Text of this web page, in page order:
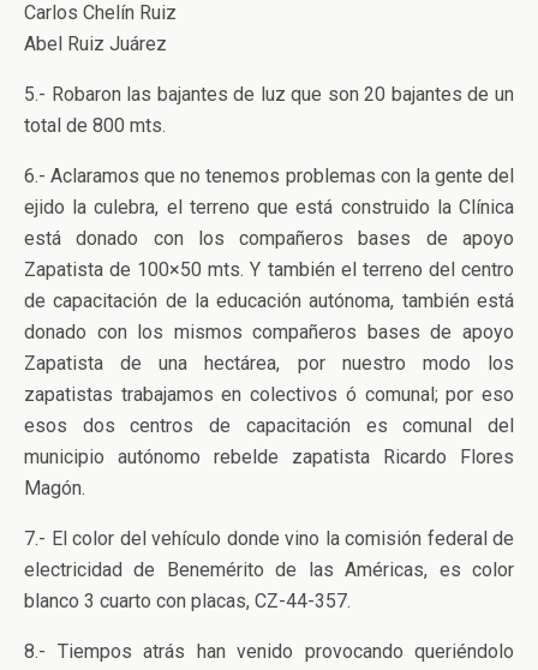
Carlos Chelín Ruiz
Abel Ruiz Juárez
5.- Robaron las bajantes de luz que son 20 bajantes de un
total de 800 mts.
6.- Aclaramos que no tenemos problemas con la gente del
ejido la culebra, el terreno que está construido la Clínica
está donado con los compañeros bases de apoyo
Zapatista de 100×50 mts. Y también el terreno del centro
de capacitación de la educación autónoma, también está
donado con los mismos compañeros bases de apoyo
Zapatista de una hectárea, por nuestro modo los
zapatistas trabajamos en colectivos ó comunal; por eso
esos dos centros de capacitación es comunal del
municipio autónomo rebelde zapatista Ricardo Flores
Magón.
7.- El color del vehículo donde vino la comisión federal de
electricidad de Benemérito de las Américas, es color
blanco 3 cuarto con placas, CZ-44-357.
8.- Tiempos atrás han venido provocando queriéndolo